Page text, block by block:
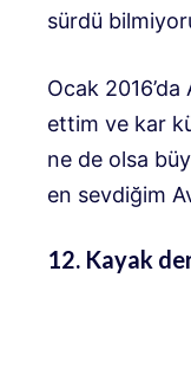
sürdü
Ocak
ettim ve kar
ne de olsa
en sevdiğim
12. Kayak